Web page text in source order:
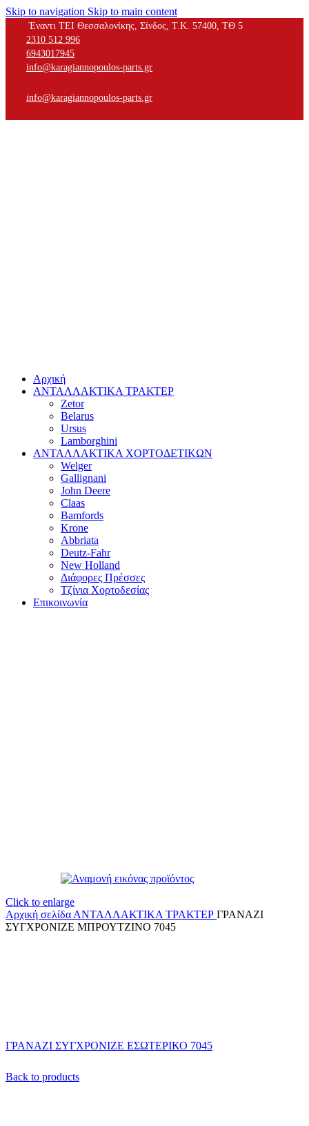
Skip to navigation Skip to main content
Έναντι ΤΕΙ Θεσσαλονίκης, Σίνδος, Τ.Κ. 57400, ΤΘ 5
2310 512 996
6943017945
info@karagiannopoulos-parts.gr
info@karagiannopoulos-parts.gr
Αρχική
ΑΝΤΑΛΛΑΚΤΙΚΑ ΤΡΑΚΤΕΡ
Zetor
Belarus
Ursus
Lamborghini
ΑΝΤΑΛΛΑΚΤΙΚΑ ΧΟΡΤΟΔΕΤΙΚΩΝ
Welger
Gallignani
John Deere
Claas
Bamfords
Krone
Abbriata
Deutz-Fahr
New Holland
Διάφορες Πρέσσες
Τζίνια Χορτοδεσίας
Επικοινωνία
Click to enlarge
Αρχική σελίδα ΑΝΤΑΛΛΑΚΤΙΚΑ ΤΡΑΚΤΕΡ ΓΡΑΝΑΖΙ
ΣΥΓΧΡΟΝΙΖΕ ΜΠΡΟΥΤΖΙΝΟ 7045
ΓΡΑΝΑΖΙ ΣΥΓΧΡΟΝΙΖΕ ΕΣΩΤΕΡΙΚΟ 7045
Back to products